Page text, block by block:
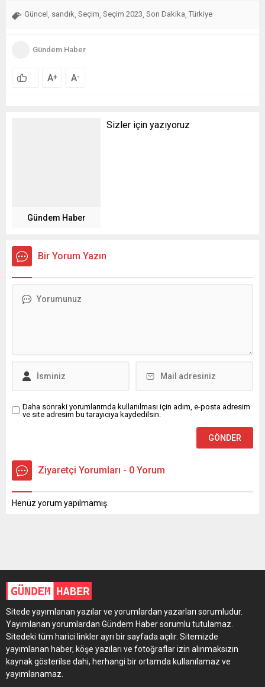
Güncel sandık Seçim Seçim 2023 Son Dakika Türkiye
Gündem Haber
A+ A-
Gündem Haber
Sizler için yazıyoruz
Bir Yorum Yazın
Daha sonraki yorumlarımda kullanılması için adım, e-posta adresim
ve site adresim bu tarayıcıya kaydedilsin.
Ziyaretçi Yorumları - 0 Yorum
Henüz yorum yapılmamış.
Sitede yayımlanan yazılar ve yorumlardan yazarları sorumludur.
Yayımlanan yorumlardan Gündem Haber sorumlu tutulamaz.
Sitedeki tüm harici linkler ayrı bir sayfada açılır. Sitemizde
yayımlanan haber, köşe yazıları ve fotoğraflar izin alınmaksızın
kaynak gösterilse dahi, herhangi bir ortamda kullanılamaz ve
yayımlanamaz.